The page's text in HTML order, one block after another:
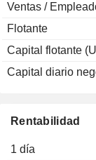
Rentabilidad
1 día
Ventas /
Flotante
Capital flotante
Capital diario